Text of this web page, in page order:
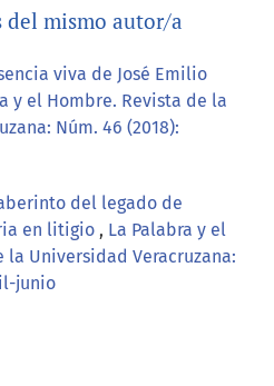
mismo autor/a
viva de José Emilio
y el Hombre. Revista de la
Núm. 46 (2018):
del legado de
en litigio , La Palabra y el
la Universidad Veracruzana:
junio